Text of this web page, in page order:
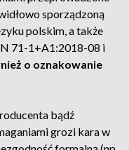
sporządzoną
polskim, a także
71-1+A1:2018-08 i
o oznakowanie
bądź
grozi kara w